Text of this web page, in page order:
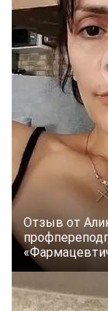
Отзыв от